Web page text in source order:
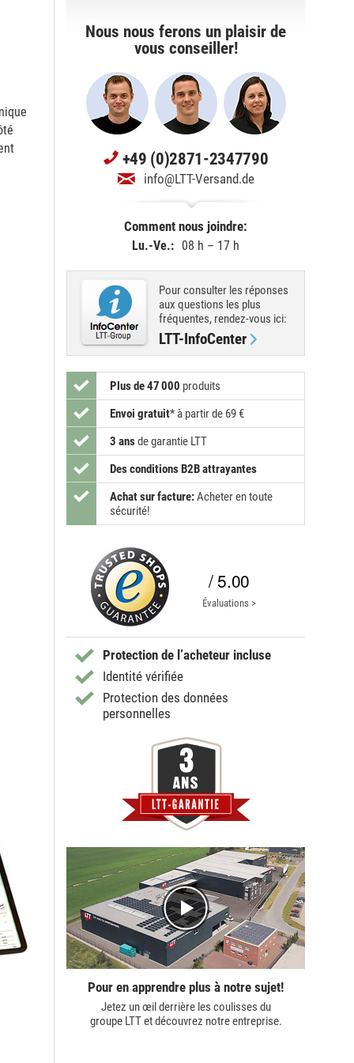
Nous nous ferons un plaisir de
vous conseiller!
+49 (0)2871-2347790
info@LTT-Versand.de
Comment nous joindre:
Lu.-Ve.: 08 h – 17 h
Pour consulter les réponses
aux questions les plus
fréquentes, rendez-vous ici:
LTT-InfoCenter
Plus de 47 000 produits
Envoi gratuit* à partir de 69 €
3 ansde garantie LTT
Des conditions B2B attrayantes
Achat sur facture:Acheter en toute
sécurité!
/ 5.00
Évaluations >
Protection de l’acheteur incluse
Identité vérifiée
Protection des données
personnelles
Pour en apprendre plus à notre sujet!
Jetez un œil derrière les coulisses du
groupe LTTet découvrez notre entreprise.